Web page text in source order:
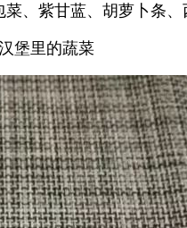
、紫甘蓝、胡萝卜条、
堡里的蔬菜